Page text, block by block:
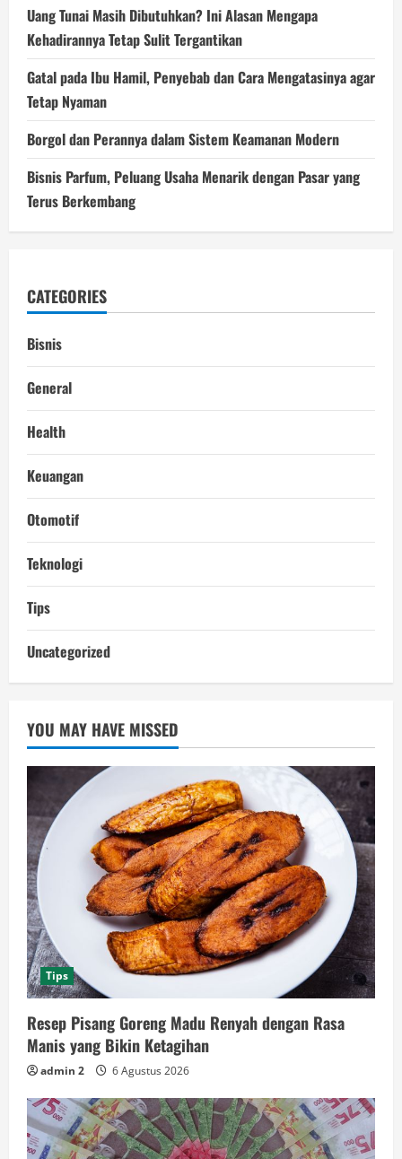
Uang Tunai Masih Dibutuhkan? Ini Alasan Mengapa
Kehadirannya Tetap Sulit Tergantikan
Gatal pada Ibu Hamil, Penyebab dan Cara Mengatasinya agar
Tetap Nyaman
Borgol dan Perannya dalam Sistem Keamanan Modern
Bisnis Parfum, Peluang Usaha Menarik dengan Pasar yang
Terus Berkembang
CATEGORIES
Bisnis
General
Health
Keuangan
Otomotif
Teknologi
Tips
Uncategorized
YOU MAY HAVE MISSED
Tips
Resep Pisang Goreng Madu Renyah dengan Rasa
Manis yang Bikin Ketagihan
admin 2 6 Agustus 2026